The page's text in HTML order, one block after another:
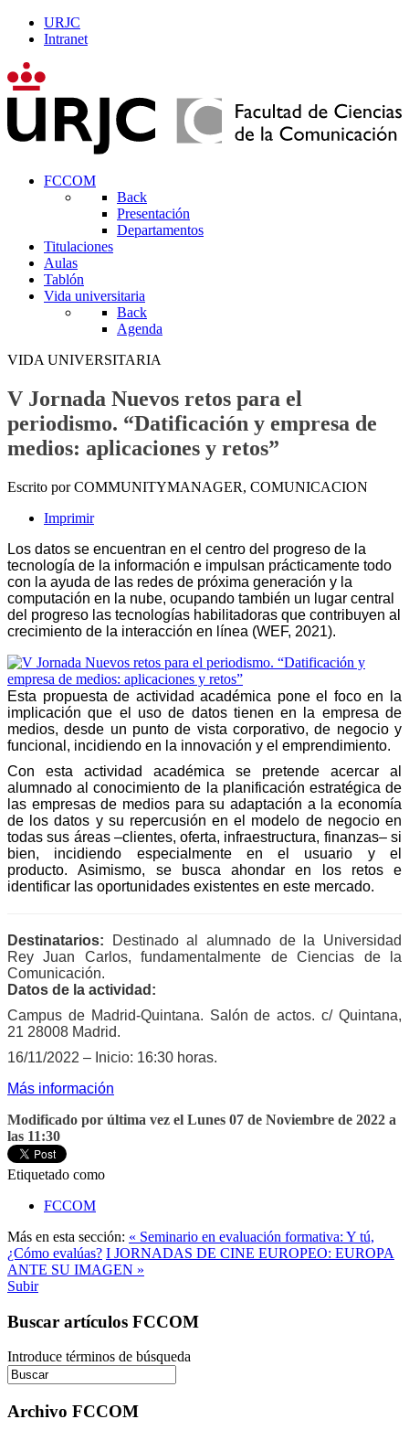
URJC
Intranet
FCCOM
Back
Presentación
Departamentos
Titulaciones
Aulas
Tablón
Vida universitaria
Back
Agenda
VIDA UNIVERSITARIA
V Jornada Nuevos retos para el
periodismo. “Datificación y empresa de
medios: aplicaciones y retos”
Escrito por COMMUNITYMANAGER, COMUNICACION
Imprimir
Los datos se encuentran en el centro del progreso de la
tecnología de la información e impulsan prácticamente todo
con la ayuda de las redes de próxima generación y la
computación en la nube, ocupando también un lugar central
del progreso las tecnologías habilitadoras que contribuyen al
crecimiento de la interacción en línea (WEF, 2021).
Esta propuesta de actividad académica pone el foco en la
implicación que el uso de datos tienen en la empresa de
medios, desde un punto de vista corporativo, de negocio y
funcional, incidiendo en la innovación y el emprendimiento.
Con esta actividad académica se pretende acercar al
alumnado al conocimiento de la planificación estratégica de
las empresas de medios para su adaptación a la economía
de los datos y su repercusión en el modelo de negocio en
todas sus áreas –clientes, oferta, infraestructura, finanzas– si
bien, incidiendo especialmente en el usuario y el
producto. Asimismo, se busca ahondar en los retos e
identificar las oportunidades existentes en este mercado.
Destinatarios:
Destinado al alumnado de la Universidad
Rey Juan Carlos, fundamentalmente de Ciencias de la
Comunicación.
Datos de la actividad:
Campus de Madrid-Quintana. Salón de actos. c/ Quintana,
21 28008 Madrid.
16/11/2022 – Inicio: 16:30 horas.
Más información
Modificado por última vez el Lunes 07 de Noviembre de 2022 a
las 11:30
Etiquetado como
FCCOM
Más en esta sección: « Seminario en evaluación formativa: Y tú,
¿Cómo evalúas? I JORNADAS DE CINE EUROPEO: EUROPA
ANTE SU IMAGEN »
Subir
Buscar artículos FCCOM
Introduce términos de búsqueda
Archivo FCCOM